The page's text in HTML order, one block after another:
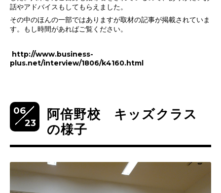
話やアドバイスもしてもらえました。
その中のほんの一部ではありますが取材の記事が掲載されていま
す。もし時間があればご覧ください。
http://www.business-
plus.net/interview/1806/k4160.html
06
23
阿倍野校 キッズクラス
の様子